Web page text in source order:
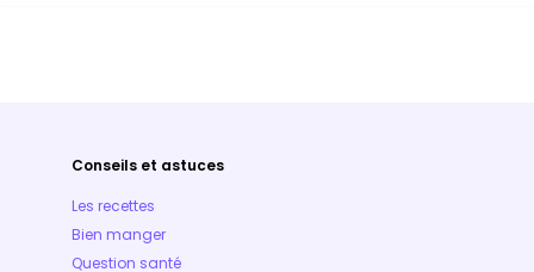
Conseils et astuces
Les recettes
Bien manger
Question santé